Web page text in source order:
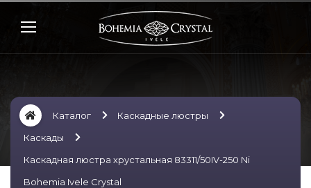
Каталог
Каскадные люстры
Каскады
Каскадная люстра хрустальная 83311/50IV-250 Ni
Bohemia Ivele Crystal